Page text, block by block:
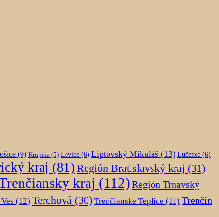
(9) Krupina (5) Levice (6) Liptovský Mikuláš (13) Lučenec (6)
kraj (81) Región Bratislavský kraj (31)
kraj (112) Región Trnavský
(12) Terchová (30) Trenčianske Teplice (11) Trenčín